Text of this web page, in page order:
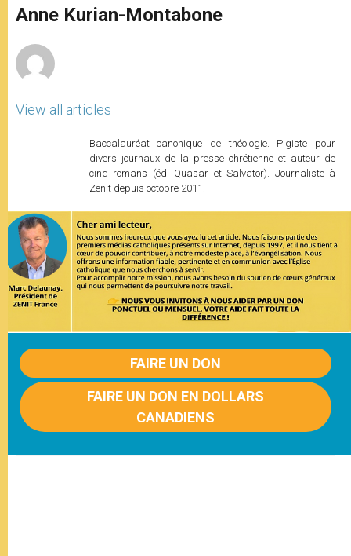
p
p
g
e
o
k
r
Anne Kurian-Montabone
View all articles
Baccalauréat canonique de théologie. Pigiste pour
divers journaux de la presse chrétienne et auteur de
cinq romans (éd. Quasar et Salvator). Journaliste à
Zenit depuis octobre 2011.
FAIRE UN DON
FAIRE UN DON EN DOLLARS
CANADIENS